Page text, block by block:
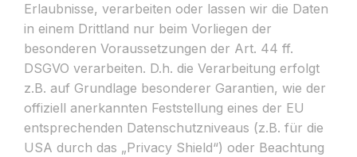
Erlaubnisse, verarbeiten oder lassen wir die Daten
in einem Drittland nur beim Vorliegen der
besonderen Voraussetzungen der Art. 44 ff.
DSGVO verarbeiten. D.h. die Verarbeitung erfolgt
z.B. auf Grundlage besonderer Garantien, wie der
offiziell anerkannten Feststellung eines der EU
entsprechenden Datenschutzniveaus (z.B. für die
USA durch das „Privacy Shield“) oder Beachtung